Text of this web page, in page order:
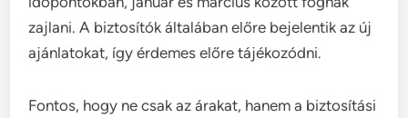
zajlani. A biztosítók általában előre bejelentik az új
ajánlatokat, így érdemes előre tájékozódni.
Fontos, hogy ne csak az árakat, hanem a biztosítási